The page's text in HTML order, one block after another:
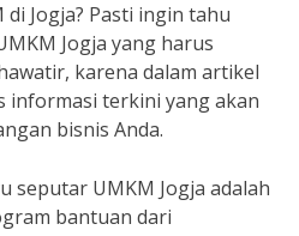
Jogja? Pasti ingin tahu
Jogja yang harus
karena dalam artikel
informasi terkini yang akan
bisnis Anda.
seputar UMKM Jogja adalah
bantuan dari